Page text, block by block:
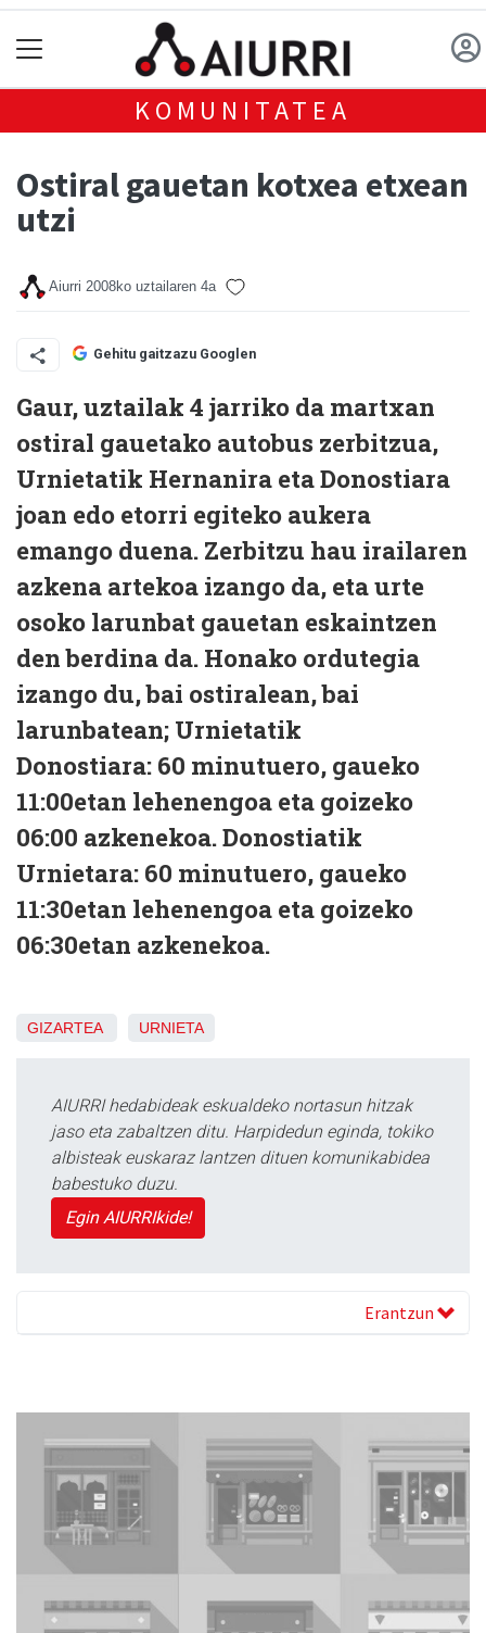
KOMUNITATEA
Ostiral gauetan kotxea etxean
utzi
Aiurri 2008ko uztailaren 4a
Gehitu gaitzazu Googlen
Gaur, uztailak 4 jarriko da martxan
ostiral gauetako autobus zerbitzua,
Urnietatik Hernanira eta Donostiara
joan edo etorri egiteko aukera
emango duena. Zerbitzu hau irailaren
azkena artekoa izango da, eta urte
osoko larunbat gauetan eskaintzen
den berdina da. Honako ordutegia
izango du, bai ostiralean, bai
larunbatean; Urnietatik
Donostiara: 60 minutuero, gaueko
11:00etan lehenengoa eta goizeko
06:00 azkenekoa. Donostiatik
Urnietara: 60 minutuero, gaueko
11:30etan lehenengoa eta goizeko
06:30etan azkenekoa.
GIZARTEA URNIETA
AIURRI hedabideak eskualdeko nortasun hitzak
jaso eta zabaltzen ditu. Harpidedun eginda, tokiko
albisteak euskaraz lantzen dituen komunikabidea
babestuko duzu.
Egin AIURRIkide!
Erantzun